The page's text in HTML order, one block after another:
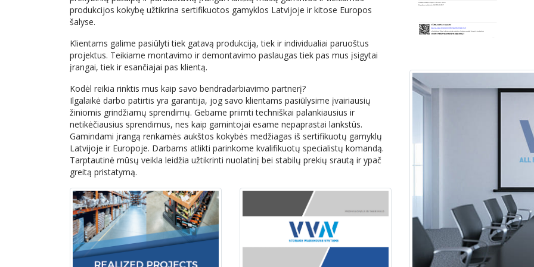
produkcijos kokybę užtikrina sertifikuotos gamyklos Latvijoje ir kitose Europos
šalyse.
Klientams galime pasiūlyti tiek gatavą produkciją, tiek ir individualiai paruoštus
projektus. Teikiame montavimo ir demontavimo paslaugas tiek pas mus įsigytai
įrangai, tiek ir esančiajai pas klientą.
Kodėl reikia rinktis mus kaip savo bendradarbiavimo partnerį?
Ilgalaikė darbo patirtis yra garantija, jog savo klientams pasiūlysime įvairiausių
žiniomis grindžiamų sprendimų. Gebame priimti techniškai palankiausius ir
netikėčiausius sprendimus, nes kaip gamintojai esame nepaprastai lankstūs.
Gamindami įrangą renkamės aukštos kokybės medžiagas iš sertifikuotų gamyklų
Latvijoje ir Europoje. Darbams atlikti parinkome kvalifikuotų specialistų komandą.
Tarptautinė mūsų veikla leidžia užtikrinti nuolatinį bei stabilų prekių srautą ir ypač
greitą pristatymą.